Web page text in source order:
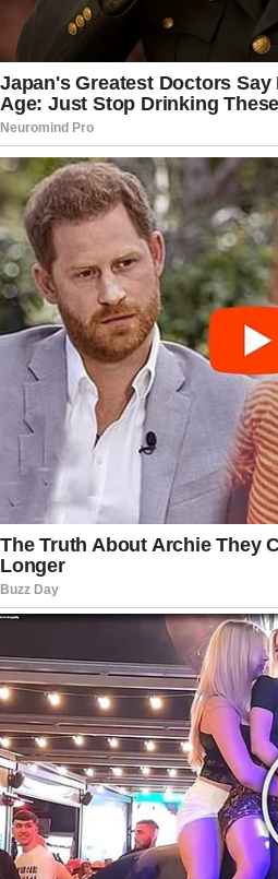
tratavam da liberação de
andamento de contratos
diálogos citados pela
DNIT teria pedido apoio
governo federal na
orçamentários.
O nome de Breno Pinto já
outras investigações
estado. Em 2022, uma
empresário foi alvo de
sobrepreço em
Na época, houve operação
autorizada pela Justiça
Além da atuação
ficou conhecido no meio
Imperatriz, no Maranhão,
destaque no motociclismo
categoria GP 1000 Open em
havia disputado sua
declarando ao Tribunal
patrimônio superior a R$ 8
vinculada a participações
Agora, com a conclusão do